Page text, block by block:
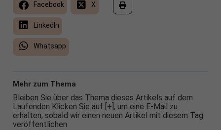
Facebook X
LinkedIn
Whatsapp
Mehr zum Thema
Bleiben Sie über das Thema dieses Artikels auf dem
Laufenden Klicken Sie auf [+], um eine E-Mail zu
erhalten, sobald wir einen neuen Artikel mit diesem Tag
veröffentlichen